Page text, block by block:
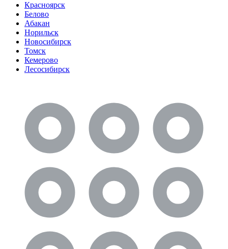
Красноярск
Белово
Абакан
Норильск
Новосибирск
Томск
Кемерово
Лесосибирск